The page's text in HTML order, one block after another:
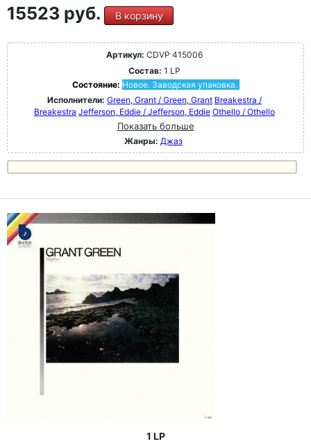
15523 руб. В корзину
Артикул: CDVP 415006
Состав: 1 LP
Состояние: Новое. Заводская упаковка.
Исполнители: Green, Grant / Green, Grant Breakestra /
Breakestra Jefferson, Eddie / Jefferson, Eddie Othello / Othello
Показать больше
Жанры: Джаз
1 LP